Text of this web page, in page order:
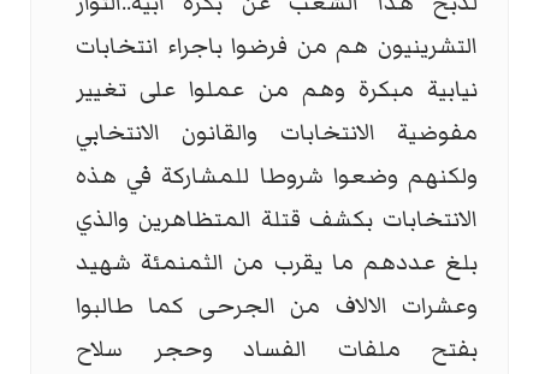
التشرينيون هم من فرضوا باجراء انتخابات
نيابية مبكرة وهم من عملوا على تغيير
مفوضية الانتخابات والقانون الانتخابي
ولكنهم وضعوا شروطا للمشاركة في هذه
الانتخابات بكشف قتلة المتظاهرين والذي
بلغ عددهم ما يقرب من الثمنمئة شهيد
وعشرات الالاف من الجرحى كما طالبوا
بفتح ملفات الفساد وحجر سلاح